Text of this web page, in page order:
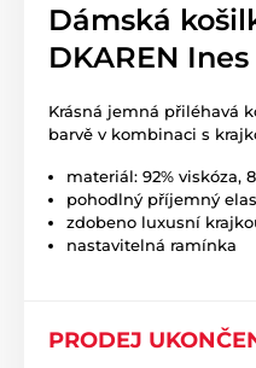
Dámská
DKAREN
Krásná jemná přiléhavá
barvě v kombinaci s
materiál: 92% viskóza,
pohodlný příjemný
zdobeno luxusní
nastavitelná ramínka
PRODEJ